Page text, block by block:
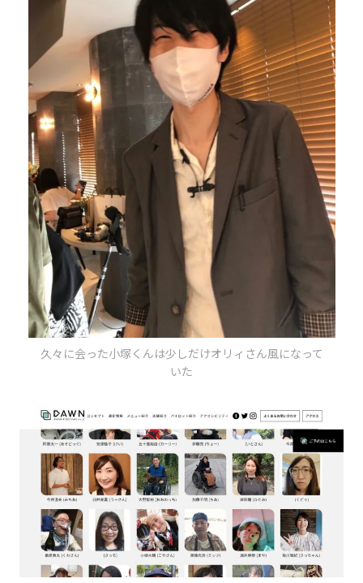
久々に会った小塚くんは少しだけオリィさん風になって
いた